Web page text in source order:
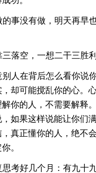
的事没有做，明天再
落空，一想二干三胜利
别人在背后怎么看你说
却可能搅乱你的心。
你的人，不需要解释
如果这样说能让你们
真正懂你的人，绝不
。
思考好几个月：有九十